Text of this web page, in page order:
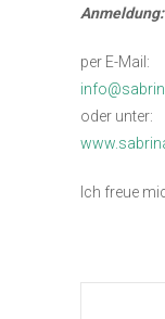
Anmeldung:
per E-Mail:
oder unter:
Ich freue